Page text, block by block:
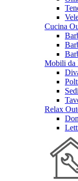
Cucina
Mobili da
Relax